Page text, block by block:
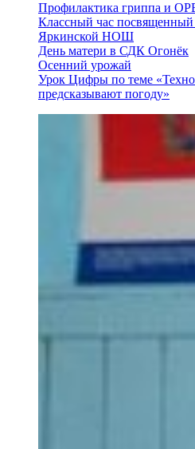
Профилактика гриппа и
Классный час посвященный
Яркинской НОШ
День матери в СДК Огонёк
Осенний урожай
Урок Цифры по теме
предсказывают погоду»